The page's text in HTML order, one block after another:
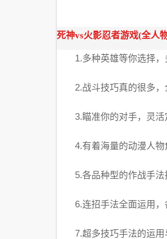
死神vs火影忍者游戏(全人
1.多种英雄等你选择
2.战斗技巧真的很多
3.瞄准你的对手，灵活
4.有着海量的动漫人
5.各品种型的作战手
6.连招手法全面运用
7.超多技巧手法的运